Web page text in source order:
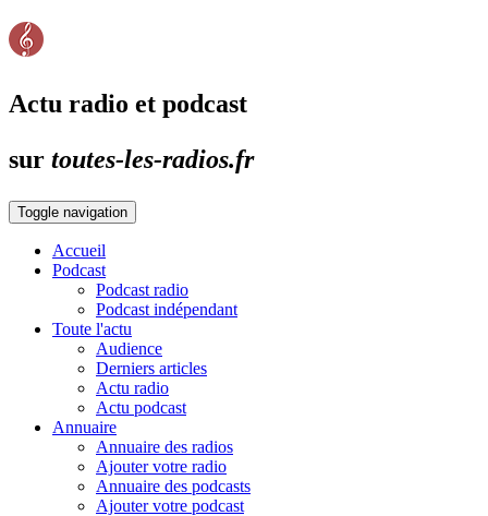
Actu radio et podcast
sur toutes-les-radios.fr
Toggle navigation
Accueil
Podcast
Podcast radio
Podcast indépendant
Toute l'actu
Audience
Derniers articles
Actu radio
Actu podcast
Annuaire
Annuaire des radios
Ajouter votre radio
Annuaire des podcasts
Ajouter votre podcast